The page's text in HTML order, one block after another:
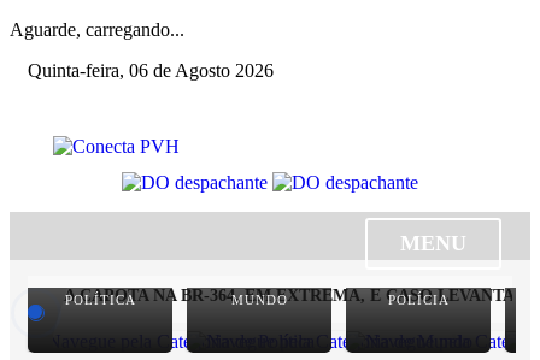
Aguarde, carregando...
Quinta-feira, 06 de Agosto 2026
MENU
CAPOTA NA BR-364, EM EXTREMA, E CASO LEVANTA
POLÍTICA MUNDO POLÍCIA